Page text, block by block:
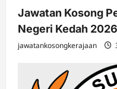
Jawatan Kosong
Negeri Kedah 2026
jawatankosongkerajaan